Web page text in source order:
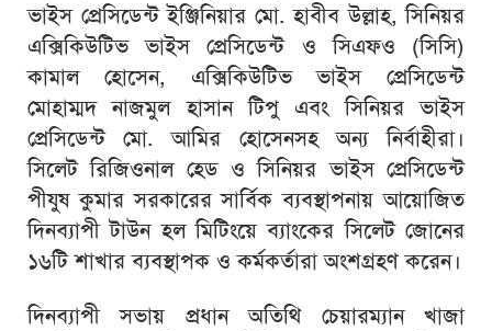
ভাইস প্রেসিডেন্ট ইঞ্জিনিয়ার মো. হাবীব উল্লাহ, সিনিয়র
এক্সিকিউটিভ ভাইস প্রেসিডেন্ট ও সিএফও (সিসি)
কামাল হোসেন, এক্সিকিউটিভ ভাইস প্রেসিডেন্ট
মোহাম্মদ নাজমুল হাসান টিপু এবং সিনিয়র ভাইস
প্রেসিডেন্ট মো. আমির হোসেনসহ অন্য নির্বাহীরা।
সিলেট রিজিওনাল হেড ও সিনিয়র ভাইস প্রেসিডেন্ট
পীযুষ কুমার সরকারের সার্বিক ব্যবস্থাপনায় আয়োজিত
দিনব্যাপী টাউন হল মিটিংয়ে ব্যাংকের সিলেট জোনের
১৬টি শাখার ব্যবস্থাপক ও কর্মকর্তারা অংশগ্রহণ করেন।
দিনব্যাপী সভায় প্রধান অতিথি চেয়ারম্যান খাজা